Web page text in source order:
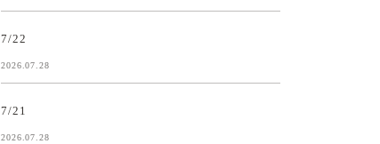
7/22
2026.07.28
7/21
2026.07.28